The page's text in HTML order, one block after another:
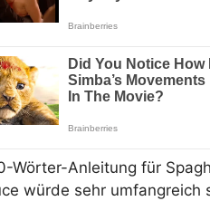
Wörter-Anleitung für
würde sehr